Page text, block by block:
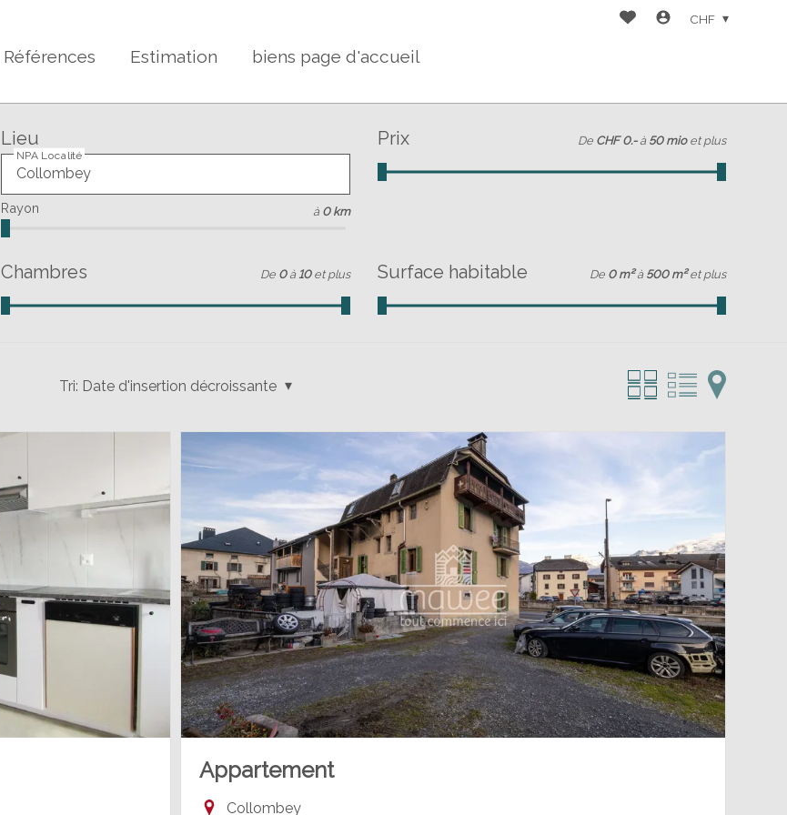
Références Estimation biens page d'accueil
CHF
Lieu
NPA Localité
Rayon à 0 km
Prix De CHF 0.- à 50 mio et plus
Chambres De 0 à 10 et plus Surface habitable De 0 m² à 500 m² et plus
Tri: Date d'insertion décroissante
Appartement
Collombey